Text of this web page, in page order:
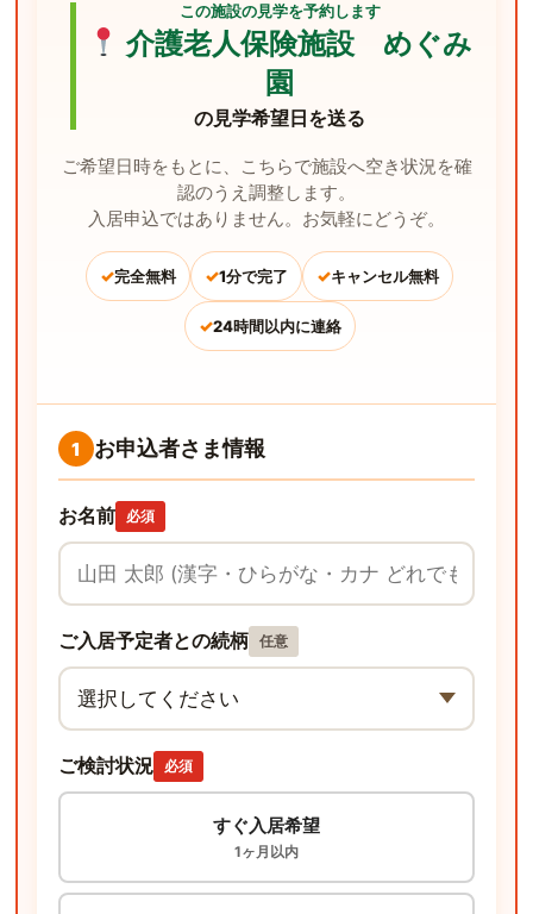
この施設の見学を予約します
介護老人保険施設 めぐみ
園
の見学希望日を送る
ご希望日時をもとに、こちらで施設へ空き状況を確
認のうえ調整します。
入居申込ではありません。お気軽にどうぞ。
✓完全無料 ✓1分で完了 ✓キャンセル無料
✓24時間以内に連絡
1 お申込者さま情報
お名前 必須
ご入居予定者との続柄 任意
ご検討状況 必須
すぐ入居希望
1ヶ月以内